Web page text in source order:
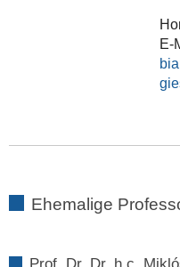
E-
Ehemalige